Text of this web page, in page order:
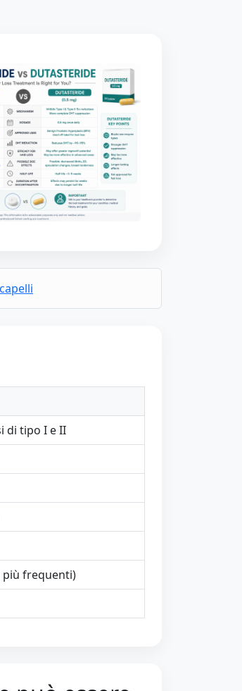
di tipo I e II
più frequenti)